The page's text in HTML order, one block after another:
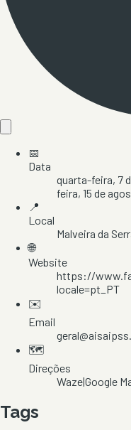
📅
Data
quarta-feira, 7
feira, 15 de
📍
Local
Malveira da
🌐
Website
https://
locale=pt_PT
✉️
Email
🗺️
Direções
Waze|Google
Tags